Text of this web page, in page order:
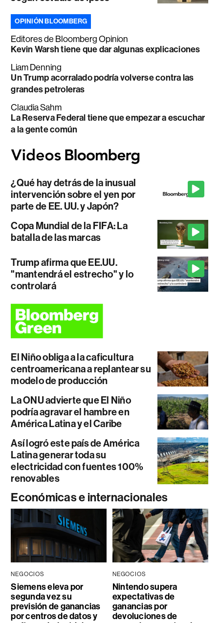
OPINIÓN BLOOMBERG
Editores de Bloomberg Opinion
Kevin Warsh tiene que dar algunas explicaciones
Liam Denning
Un Trump acorralado podría volverse contra las
grandes petroleras
Claudia Sahm
La Reserva Federal tiene que empezar a escuchar
a la gente común
¿Qué hay detrás de la inusual
intervención sobre el yen por
parte de EE. UU. y Japón?
Copa Mundial de la FIFA: La
batalla de las marcas
Trump afirma que EE.UU.
"mantendrá el estrecho" y lo
controlará
El Niño obliga a la caficultura
centroamericana a replantear su
modelo de producción
La ONU advierte que El Niño
podría agravar el hambre en
América Latina y el Caribe
Así logró este país de América
Latina generar toda su
electricidad con fuentes 100%
renovables
Económicas e internacionales
NEGOCIOS
Siemens eleva por
segunda vez su
previsión de ganancias
por centros de datos y
NEGOCIOS
Nintendo supera
expectativas de
ganancias por
devoluciones de